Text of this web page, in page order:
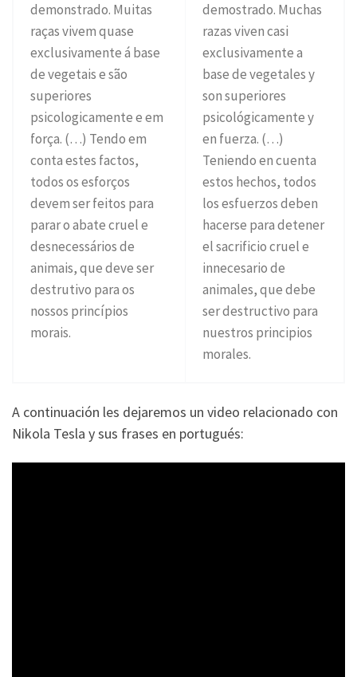
demonstrado. Muitas
raças vivem quase
exclusivamente á base
de vegetais e são
superiores
psicologicamente e em
força. (…) Tendo em
conta estes factos,
todos os esforços
devem ser feitos para
parar o abate cruel e
desnecessários de
animais, que deve ser
destrutivo para os
nossos princípios
morais.
demostrado. Muchas
razas viven casi
exclusivamente a
base de vegetales y
son superiores
psicológicamente y
en fuerza. (…)
Teniendo en cuenta
estos hechos, todos
los esfuerzos deben
hacerse para detener
el sacrificio cruel e
innecesario de
animales, que debe
ser destructivo para
nuestros principios
morales.
A continuación les dejaremos un video relacionado con
Nikola Tesla y sus frases en portugués: